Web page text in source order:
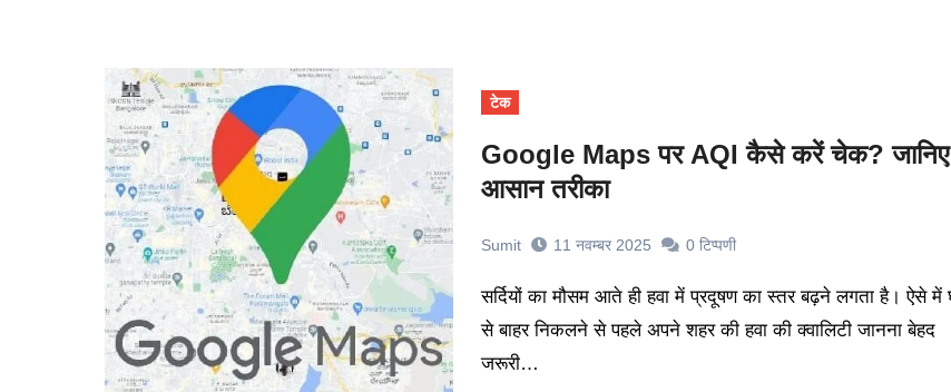
टेक
Google Maps पर AQI कैसे करें चेक? जानिए
आसान तरीका
Sumit 11 नवम्बर 2025 0 टिप्पणी
सर्दियों का मौसम आते ही हवा में प्रदूषण का स्तर बढ़ने लगता है। ऐसे में घर
से बाहर निकलने से पहले अपने शहर की हवा की क्वालिटी जानना बेहद
जरूरी…